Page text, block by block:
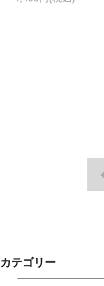
カテゴリー